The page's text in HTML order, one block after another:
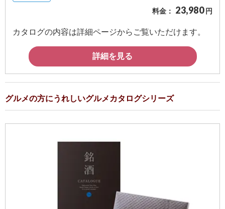
料金： 23,980 円
カタログの内容は詳細ページからご覧いただけます。
詳細を見る
グルメの方にうれしいグルメカタログシリーズ